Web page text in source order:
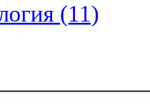
(11)